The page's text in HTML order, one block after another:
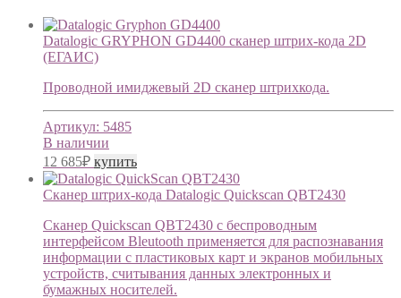
Datalogic GRYPHON GD4400 cканер штрих-кода 2D
(ЕГАИС)
Проводной имиджевый 2D сканер штрихкода.
Артикул: 5485
В наличии
12 685₽ купить
Сканер штрих-кода Datalogic Quickscan QBT2430
Сканер Quickscan QBT2430 с беспроводным
интерфейсом Bleutooth применяется для распознавания
информации с пластиковых карт и экранов мобильных
устройств, считывания данных электронных и
бумажных носителей.